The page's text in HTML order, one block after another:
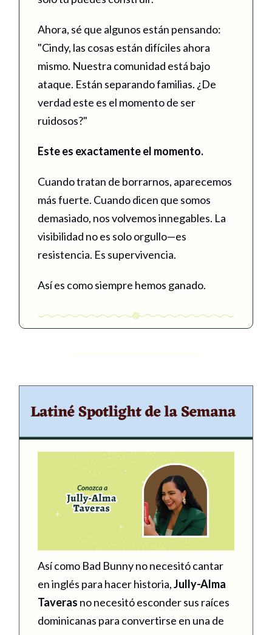
Ahora, sé que algunos están pensando:
"Cindy, las cosas están difíciles ahora
mismo. Nuestra comunidad está bajo
ataque. Están separando familias. ¿De
verdad este es el momento de ser
ruidosos?"
Este es exactamente el momento.
Cuando tratan de borrarnos, aparecemos
más fuerte. Cuando dicen que somos
demasiado, nos volvemos innegables. La
visibilidad no es solo orgullo—es
resistencia. Es supervivencia.
Así es como siempre hemos ganado.
Así como Bad Bunny no necesitó cantar
en inglés para hacer historia,Jully-Alma
Taveras no necesitó esconder sus raíces
dominicanas para convertirse en una de